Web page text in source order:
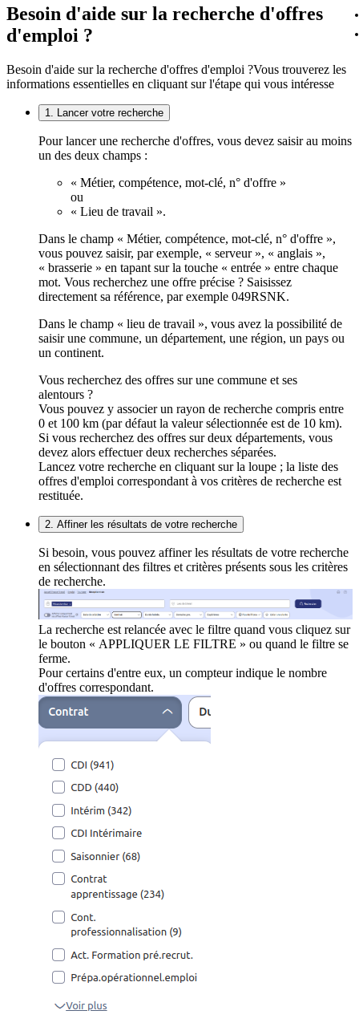
Besoin d'aide sur la recherche d'offres
d'emploi ?
Besoin d'aide sur la recherche d'offres d'emploi ?Vous trouverez les
informations essentielles en cliquant sur l'étape qui vous intéresse
1. Lancer votre recherche
Pour lancer une recherche d'offres, vous devez saisir au moins
un des deux champs :
« Métier, compétence, mot-clé, n° d'offre »
ou
« Lieu de travail ».
Dans le champ « Métier, compétence, mot-clé, n° d'offre »,
vous pouvez saisir, par exemple, « serveur », « anglais »,
« brasserie » en tapant sur la touche « entrée » entre chaque
mot. Vous recherchez une offre précise ? Saisissez
directement sa référence, par exemple 049RSNK.
Dans le champ « lieu de travail », vous avez la possibilité de
saisir une commune, un département, une région, un pays ou
un continent.
Vous recherchez des offres sur une commune et ses
alentours ?
Vous pouvez y associer un rayon de recherche compris entre
0 et 100 km (par défaut la valeur sélectionnée est de 10 km).
Si vous recherchez des offres sur deux départements, vous
devez alors effectuer deux recherches séparées.
Lancez votre recherche en cliquant sur la loupe ; la liste des
offres d'emploi correspondant à vos critères de recherche est
restituée.
2. Affiner les résultats de votre recherche
Si besoin, vous pouvez affiner les résultats de votre recherche
en sélectionnant des filtres et critères présents sous les critères
de recherche.
La recherche est relancée avec le filtre quand vous cliquez sur
le bouton « APPLIQUER LE FILTRE » ou quand le filtre se
ferme.
Pour certains d'entre eux, un compteur indique le nombre
d'offres correspondant.